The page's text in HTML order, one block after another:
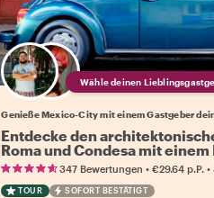
Wähle deinen
Genieße Mexico-City mit einem Gastgeber
Entdecke den
Roma und Condesa mit
347 Bewertungen •€29.64 p.P. •
TOUR SOFORT BESTÄTIGT